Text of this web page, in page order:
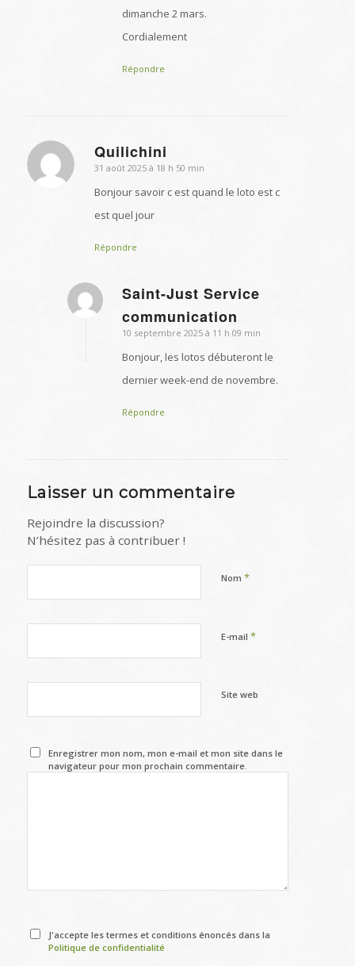
dimanche 2 mars.
Cordialement
Répondre
Quilichini
dit
31 août 2025 à 18 h 50 min
Bonjour savoir c est quand le loto est c
est quel jour
Répondre
Saint-Just Service
communication
dit
10 septembre 2025 à 11 h 09 min
Bonjour, les lotos débuteront le
dernier week-end de novembre.
Répondre
Laisser un commentaire
Rejoindre la discussion?
N’hésitez pas à contribuer !
Nom *
E-mail *
Site web
Enregistrer mon nom, mon e-mail et mon site dans le
navigateur pour mon prochain commentaire.
J'accepte les termes et conditions énoncés dans la
Politique de confidentialité